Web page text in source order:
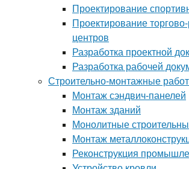
Проектирование
Проектирование
центров
Разработка проектной
Разработка рабочей
Строительно-монтажные
Монтаж сэндвич-панелей
Монтаж зданий
Монолитные
Монтаж
Реконструкция